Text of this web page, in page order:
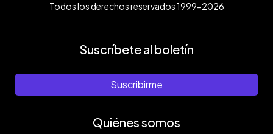
Todos los derechos reservados 1999-2026
Suscríbete al boletín
Suscribirme
Quiénes somos